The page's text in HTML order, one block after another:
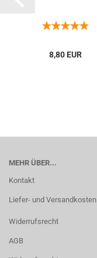
8,80 EUR
MEHR ÜBER...
Kontakt
Liefer- und Versandkosten
Widerrufsrecht
AGB